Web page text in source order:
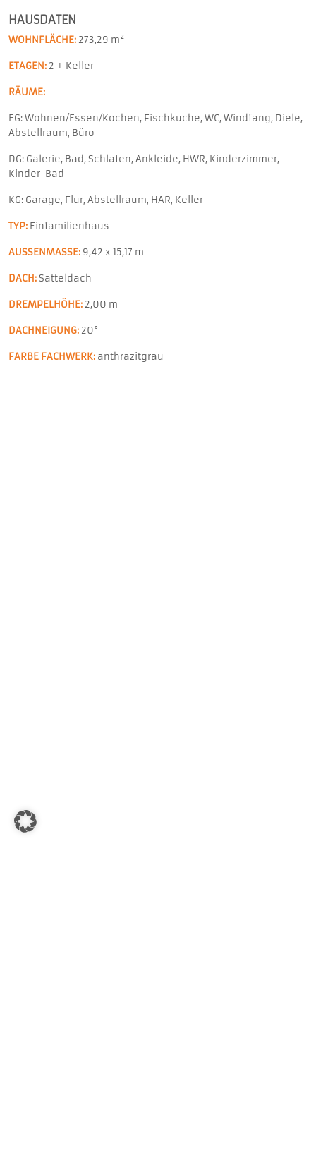
HAUSDATEN
WOHNFLÄCHE: 273,29 m²
ETAGEN: 2 + Keller
RÄUME:
EG: Wohnen/Essen/Kochen, Fischküche, WC, Windfang, Diele,
Abstellraum, Büro
DG: Galerie, Bad, Schlafen, Ankleide, HWR, Kinderzimmer,
Kinder-Bad
KG: Garage, Flur, Abstellraum, HAR, Keller
TYP: Einfamilienhaus
AUSSENMASSE: 9,42 x 15,17 m
DACH:Satteldach
DREMPELHÖHE: 2,00 m
DACHNEIGUNG: 20°
FARBE FACHWERK: anthrazitgrau